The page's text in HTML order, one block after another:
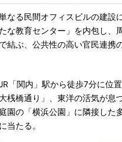
なる民間オフィスビルの建設
な教育センター」を内包し、
結ぶ、公共性の高い官民連携
「関内」駅から徒歩7分に位
桟橋通り」、東洋の活気が息
園の「横浜公園」に隣接した
当たる。